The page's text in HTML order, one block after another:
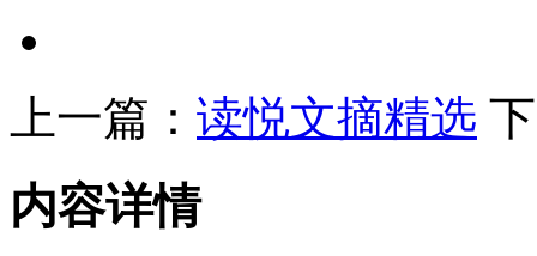
上一篇： 读悦文摘精选
内容详情